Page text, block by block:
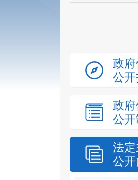
政府
公开
政府
公开
法定
公开